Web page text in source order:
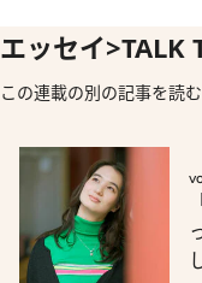
エッセイ>TALK
この連載の別の記事を読む